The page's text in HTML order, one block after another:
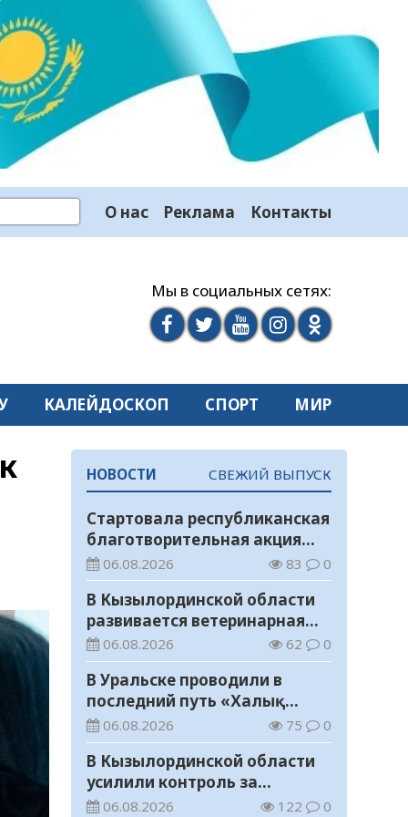
О нас Реклама Контакты
Мы в социальных сетях:
КАЛЕЙДОСКОП СПОРТ МИР
НОВОСТИ СВЕЖИЙ ВЫПУСК
Стартовала республиканская
благотворительная акция
«Дорога в школу»
06.08.2026 83 0
В Кызылординской области
развивается ветеринарная
отрасль
06.08.2026 62 0
В Уральске проводили в
последний путь «Халық
Қаһарманы» Ивана
Степановича Гапича
06.08.2026 75 0
В Кызылординской области
усилили контроль за
финансовой дисциплиной
06.08.2026 122 0